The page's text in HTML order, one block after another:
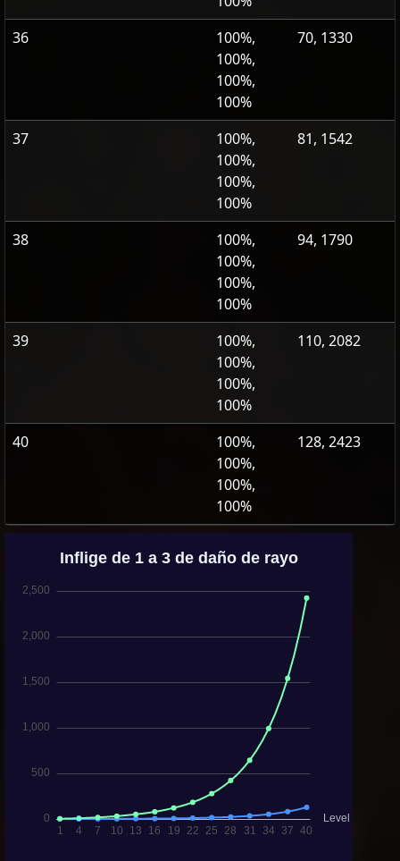
36
100%,
100%,
100%,
100%
70, 1330
37
100%,
100%,
100%,
100%
81, 1542
38
100%,
100%,
100%,
100%
94, 1790
39
100%,
100%,
100%,
100%
110, 2082
40
100%,
100%,
100%,
100%
128, 2423